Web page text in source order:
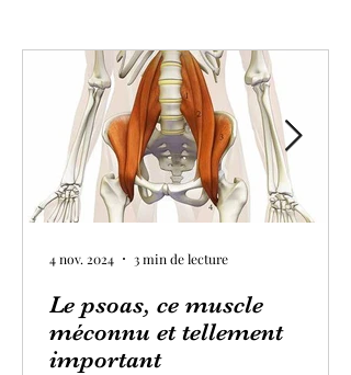
Le psoas, ce muscle
méconnu et tellement
important
4 nov. 2024 3 min de lecture